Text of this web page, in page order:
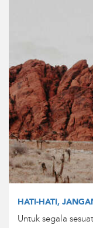
HATI-HATI,
Untuk segala